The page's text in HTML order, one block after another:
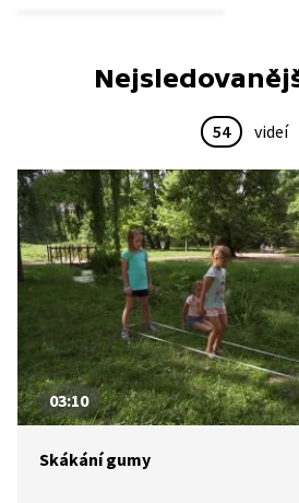
54 videí
03:10
Skákání gumy